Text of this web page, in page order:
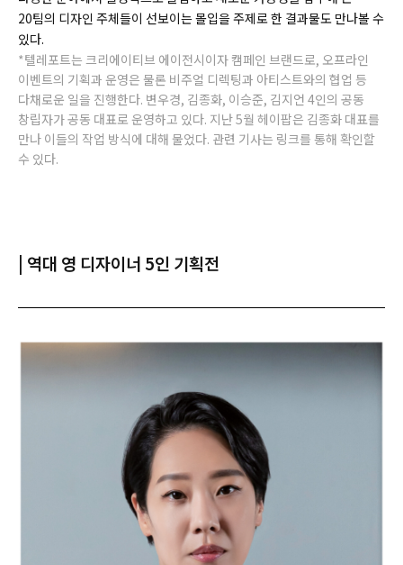
20팀의 디자인 주체들이 선보이는 몰입을 주제로 한 결과물도 만나볼 수
있다.
*텔레포트는 크리에이티브 에이전시이자 캠페인 브랜드로, 오프라인
이벤트의 기획과 운영은 물론 비주얼 디렉팅과 아티스트와의 협업 등
다채로운 일을 진행한다. 변우경, 김종화, 이승준, 김지언 4인의 공동
창립자가 공동 대표로 운영하고 있다. 지난 5월 헤이팝은 김종화 대표를
만나 이들의 작업 방식에 대해 물었다. 관련 기사는 링크를 통해 확인할
수 있다.
| 역대 영 디자이너 5인 기획전